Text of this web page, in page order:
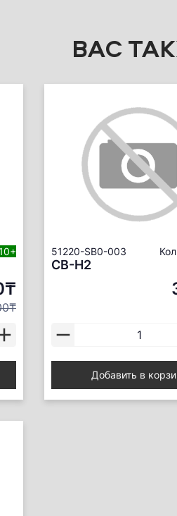
ВАС
51220-SB0-003
CB-H2
Добавить в